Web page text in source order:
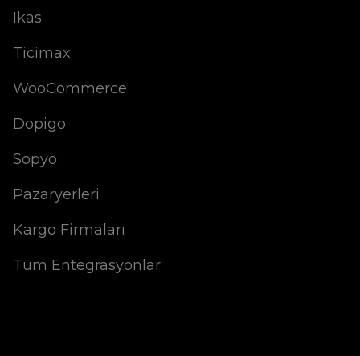
Ikas
Ticimax
WooCommerce
Dopigo
Sopyo
Pazaryerleri
Kargo Firmaları
Tüm Entegrasyonlar